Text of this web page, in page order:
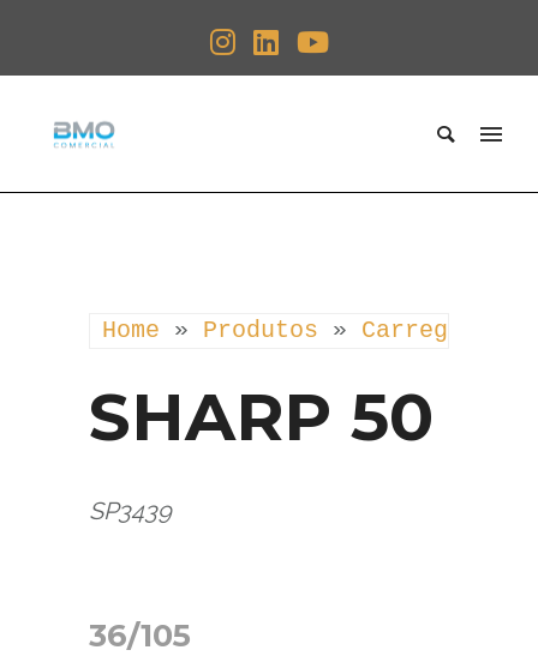
Home » Produtos » Carregadores
SHARP 50
SP3439
36/105